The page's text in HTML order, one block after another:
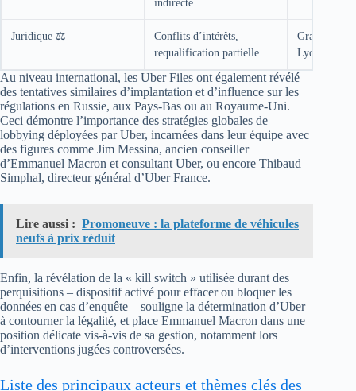
indirecte
Juridique ⚖️
Conflits d’intérêts,
requalification partielle
Granularité
Lyon, rôle
Au niveau international, les Uber Files ont également révélé
des tentatives similaires d’implantation et d’influence sur les
régulations en Russie, aux Pays-Bas ou au Royaume-Uni.
Ceci démontre l’importance des stratégies globales de
lobbying déployées par Uber, incarnées dans leur équipe avec
des figures comme Jim Messina, ancien conseiller
d’Emmanuel Macron et consultant Uber, ou encore Thibaud
Simphal, directeur général d’Uber France.
Lire aussi : Promoneuve : la plateforme de véhicules
neufs à prix réduit
Enfin, la révélation de la « kill switch » utilisée durant des
perquisitions – dispositif activé pour effacer ou bloquer les
données en cas d’enquête – souligne la détermination d’Uber
à contourner la légalité, et place Emmanuel Macron dans une
position délicate vis-à-vis de sa gestion, notamment lors
d’interventions jugées controversées.
Liste des principaux acteurs et thèmes clés des